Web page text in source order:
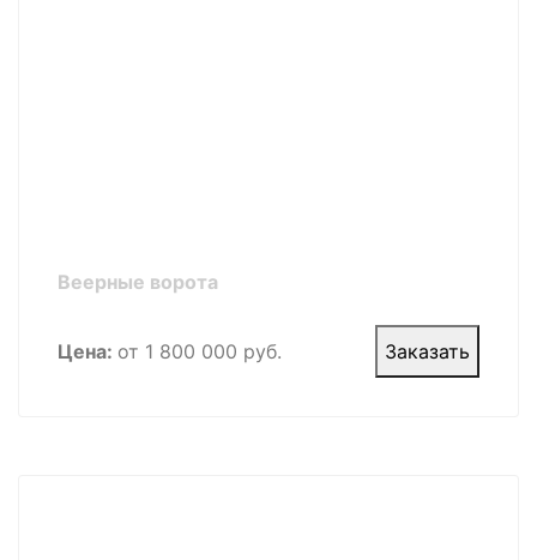
Веерные ворота
Цена: от 1 800 000 руб. Заказать